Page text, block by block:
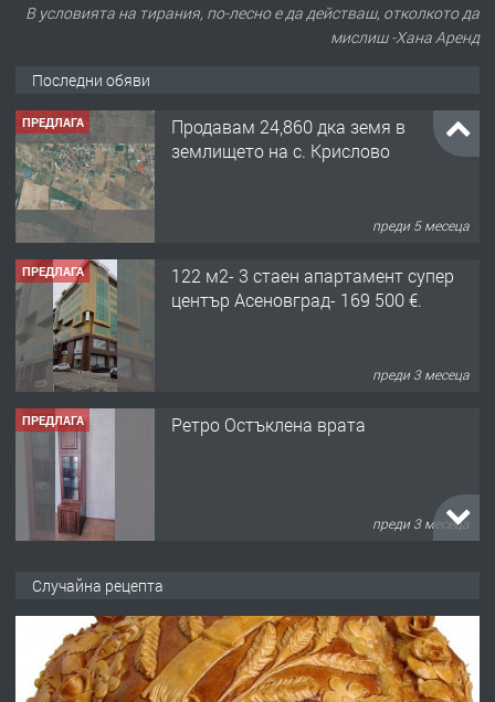
В условията на тирания, по-лесно е да действаш, отколкото да
мислиш -Хана Аренд
Последни обяви
ПРЕДЛАГА
Продавам 24,860 дка земя в
землището на с. Крислово
преди 5 месеца
ПРЕДЛАГА
122 м2- 3 стаен апартамент супер
център Асеновград- 169 500 €.
преди 3 месеца
ПРЕДЛАГА Ретро Остъклена врата
преди 3 месеца
преди 10 месеца
Случайна рецепта